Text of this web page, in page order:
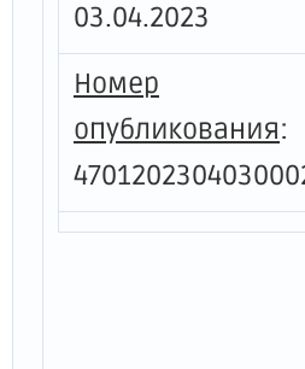
03.04.2023
Номер
опубликования: